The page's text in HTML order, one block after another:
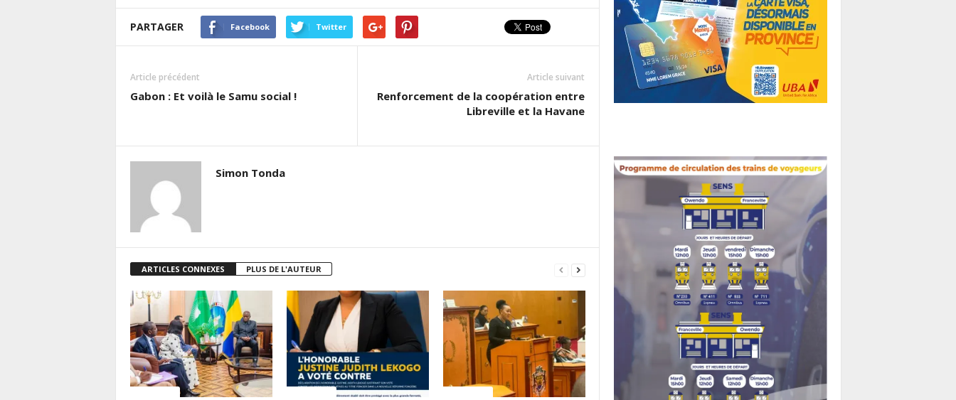
PARTAGER Facebook Twitter
Article précédent
Gabon : Et voilà le Samu social !
Article suivant
Renforcement de la coopération entre
Libreville et la Havane
Simon Tonda
ARTICLES CONNEXES PLUS DE L'AUTEUR